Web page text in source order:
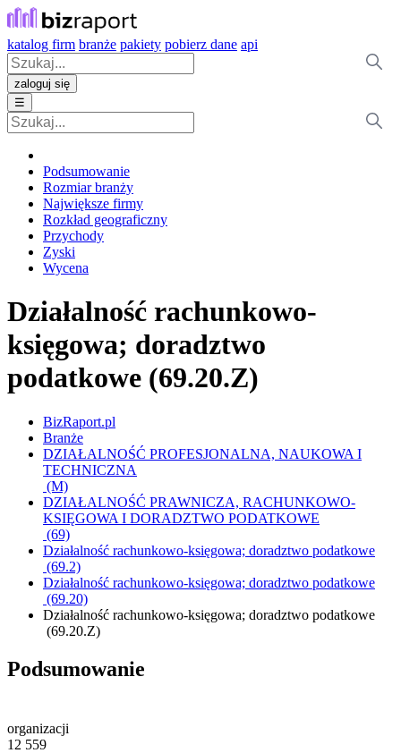
katalog firm branże pakiety pobierz dane api
zaloguj się
☰
Podsumowanie
Rozmiar branży
Największe firmy
Rozkład geograficzny
Przychody
Zyski
Wycena
Działalność rachunkowo-
księgowa; doradztwo
podatkowe (69.20.Z)
BizRaport.pl
Branże
DZIAŁALNOŚĆ PROFESJONALNA, NAUKOWA I
TECHNICZNA
(M)
DZIAŁALNOŚĆ PRAWNICZA, RACHUNKOWO-
KSIĘGOWA I DORADZTWO PODATKOWE
(69)
Działalność rachunkowo-księgowa; doradztwo podatkowe
(69.2)
Działalność rachunkowo-księgowa; doradztwo podatkowe
(69.20)
Działalność rachunkowo-księgowa; doradztwo podatkowe
(69.20.Z)
Podsumowanie
organizacji
12 559